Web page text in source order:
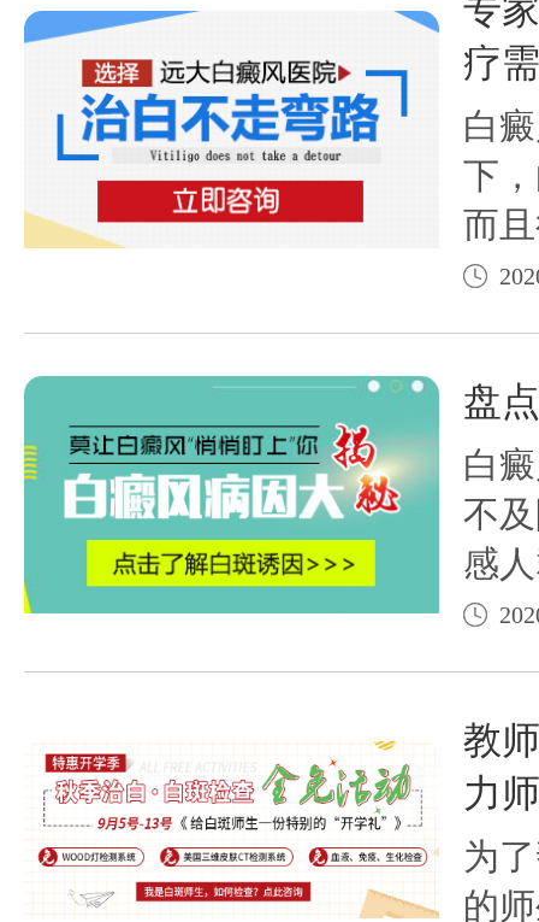
专
疗
白
下
而
所
中
一
方
盘
白
不
感
常
接
生
这
白
教
力
为
的